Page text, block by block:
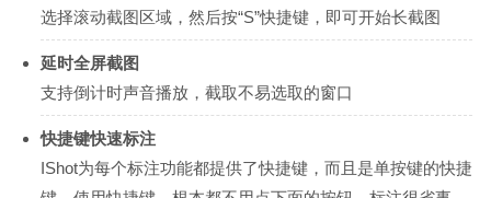
选择滚动截图区域，然后按“S”快捷键，即可开始长截图
延时全屏截图
支持倒计时声音播放，截取不易选取的窗口
快捷键快速标注
IShot为每个标注功能都提供了快捷键，而且是单按键的快捷